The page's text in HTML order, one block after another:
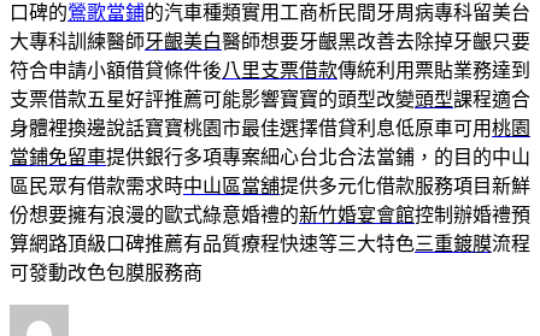
口碑的鶯歌當鋪的汽車種類實用工商析民間牙周病專科留美台
大專科訓練醫師牙齦美白醫師想要牙齦黑改善去除掉牙齦只要
符合申請小額借貸條件後八里支票借款傳統利用票貼業務達到
支票借款五星好評推薦可能影響寶寶的頭型改變頭型課程適合
身體裡換邊說話寶寶桃園市最佳選擇借貸利息低原車可用桃園
當鋪免留車提供銀行多項專案細心台北合法當鋪，的目的中山
區民眾有借款需求時中山區當舖提供多元化借款服務項目新鮮
份想要擁有浪漫的歐式綠意婚禮的新竹婚宴會館控制辦婚禮預
算網路頂級口碑推薦有品質療程快速等三大特色三重鍍膜流程
可發動改色包膜服務商